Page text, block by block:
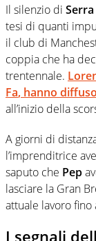
Il silenzio di Serra
tesi di quanti
il club di
coppia che ha
trentennale.
Fa, hanno
all’inizio della
A giorni di
l’imprenditrice
saputo che Pep
lasciare la Gran
attuale lavoro fino
I segnali